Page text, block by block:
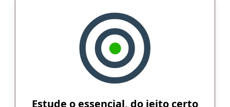
Estude o essencial, do jeito certo